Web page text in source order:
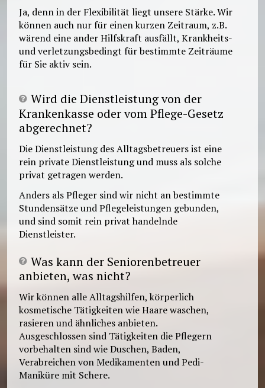
Ja, denn in der Flexibilität liegt unsere Stärke. Wir
können auch nur für einen kurzen Zeitraum, z.B.
wärend eine ander Hilfskraft ausfällt, Krankheits-
und verletzungsbedingt für bestimmte Zeiträume
für Sie aktiv sein.
Wird die Dienstleistung von der
Krankenkasse oder vom Pflege-Gesetz
abgerechnet?
Die Dienstleistung des Alltagsbetreuers ist eine
rein private Dienstleistung und muss als solche
privat getragen werden.
Anders als Pfleger sind wir nicht an bestimmte
Stundensätze und Pflegeleistungen gebunden,
und sind somit rein privat handelnde
Dienstleister.
Was kann der Seniorenbetreuer
anbieten, was nicht?
Wir können alle Alltagshilfen, körperlich
kosmetische Tätigkeiten wie Haare waschen,
rasieren und ähnliches anbieten.
Ausgeschlossen sind Tätigkeiten die Pflegern
vorbehalten sind wie Duschen, Baden,
Verabreichen von Medikamenten und Pedi-
Maniküre mit Schere.